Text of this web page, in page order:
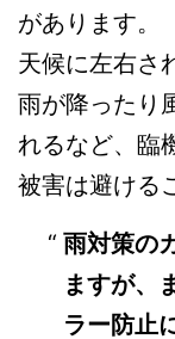
があります。
天候に左右さ
雨が降ったり
れるなど、臨
被害は避ける
雨対策の
ますが、
ラー防止